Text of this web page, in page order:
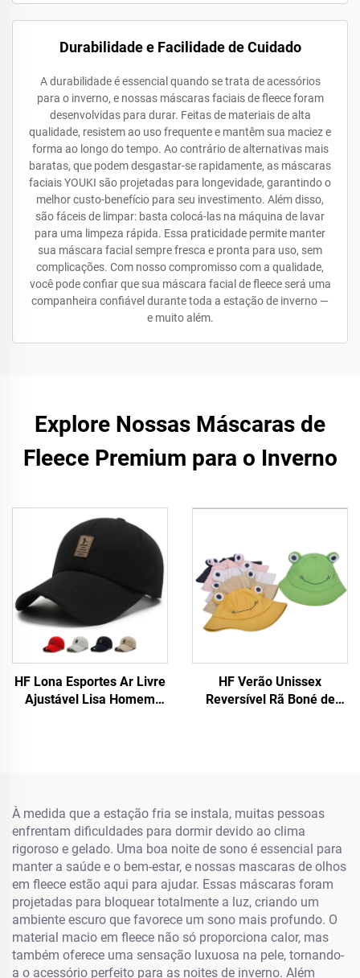
Durabilidade e Facilidade de Cuidado
A durabilidade é essencial quando se trata de acessórios
para o inverno, e nossas máscaras faciais de fleece foram
desenvolvidas para durar. Feitas de materiais de alta
qualidade, resistem ao uso frequente e mantêm sua maciez e
forma ao longo do tempo. Ao contrário de alternativas mais
baratas, que podem desgastar-se rapidamente, as máscaras
faciais YOUKI são projetadas para longevidade, garantindo o
melhor custo-benefício para seu investimento. Além disso,
são fáceis de limpar: basta colocá-las na máquina de lavar
para uma limpeza rápida. Essa praticidade permite manter
sua máscara facial sempre fresca e pronta para uso, sem
complicações. Com nosso compromisso com a qualidade,
você pode confiar que sua máscara facial de fleece será uma
companheira confiável durante toda a estação de inverno —
e muito além.
Explore Nossas Máscaras de
Fleece Premium para o Inverno
HF Lona Esportes Ar Livre
Ajustável Lisa Homem
HF Verão Unissex
Reversível Rã Boné de
À medida que a estação fria se instala, muitas pessoas
enfrentam dificuldades para dormir devido ao clima
rigoroso e gelado. Uma boa noite de sono é essencial para
manter a saúde e o bem-estar, e nossas mascaras de olhos
em fleece estão aqui para ajudar. Essas máscaras foram
projetadas para bloquear totalmente a luz, criando um
ambiente escuro que favorece um sono mais profundo. O
material macio em fleece não só proporciona calor, mas
também oferece uma sensação luxuosa na pele, tornando-
a o acessório perfeito para as noites de inverno. Além